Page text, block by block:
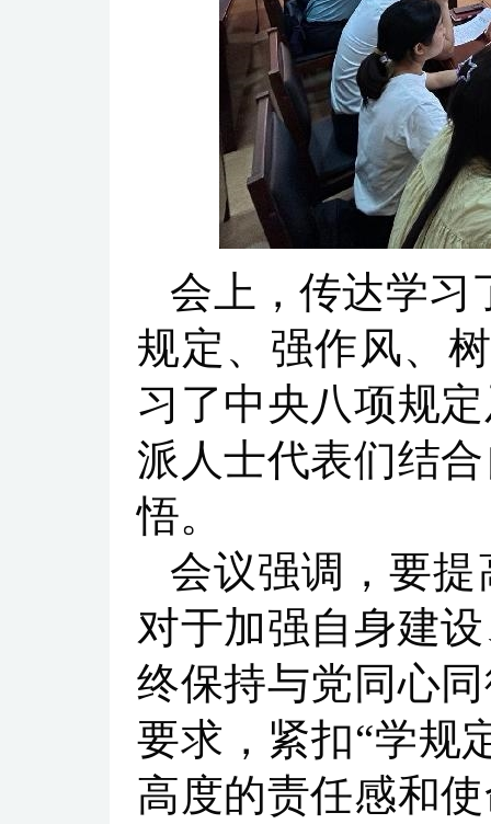
会上，传达学习
规定、强作风、
习了中央八项规
派人士代表们结
悟。
会议强调，要
对于加强自身建
终保持与党同心
要求，紧扣“学规
高度的责任感和